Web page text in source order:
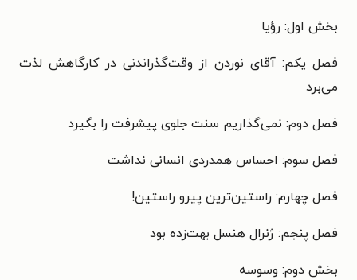
بخش اول: رؤیا
فصل یکم: آقای نوردن از وقت‌گذراندنی در کارگاهش لذت
می‌برد
فصل دوم: نمی‌گذاریم سنت جلوی پیشرفت را بگیرد
فصل سوم: احساس همدردی انسانی نداشت
فصل چهارم: راستین‌ترین پیرو راستین!
فصل پنجم: ژنرال هنسل بهت‌زده بود
بخش دوم: وسوسه